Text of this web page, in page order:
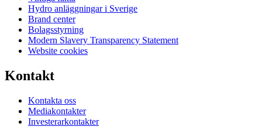
Hydro anläggningar i Sverige
Brand center
Bolagsstyrning
Modern Slavery Transparency Statement
Website cookies
Kontakt
Kontakta oss
Mediakontakter
Investerarkontakter